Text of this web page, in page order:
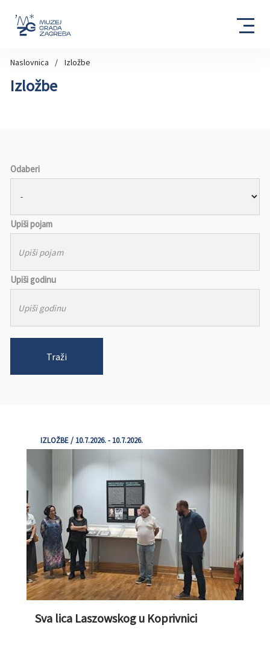
Naslovnica Izložbe
Izložbe
Odaberi
Upiši pojam
Upiši godinu
Traži
IZLOŽBE / 10.7.2026. - 10.7.2026.
Sva lica Laszowskog u Koprivnici